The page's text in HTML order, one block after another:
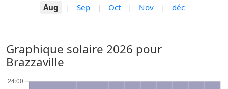
Aug
| Sep | Oct | Nov | déc
Graphique solaire 2026 pour
Brazzaville